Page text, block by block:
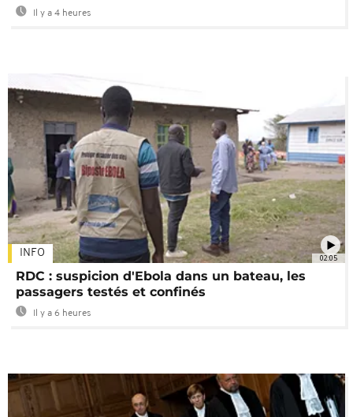
Il y a 4 heures
02:05
INFO
RDC : suspicion d'Ebola dans un bateau, les
passagers testés et confinés
Il y a 6 heures